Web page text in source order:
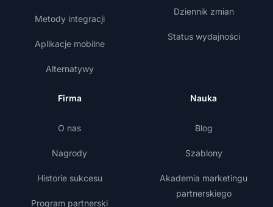
Metody integracji
Aplikacje mobilne
Alternatywy
Dziennik zmian
Status wydajności
Firma
O nas
Nagrody
Historie sukcesu
Program partnerski
Nauka
Blog
Szablony
Akademia marketingu
partnerskiego